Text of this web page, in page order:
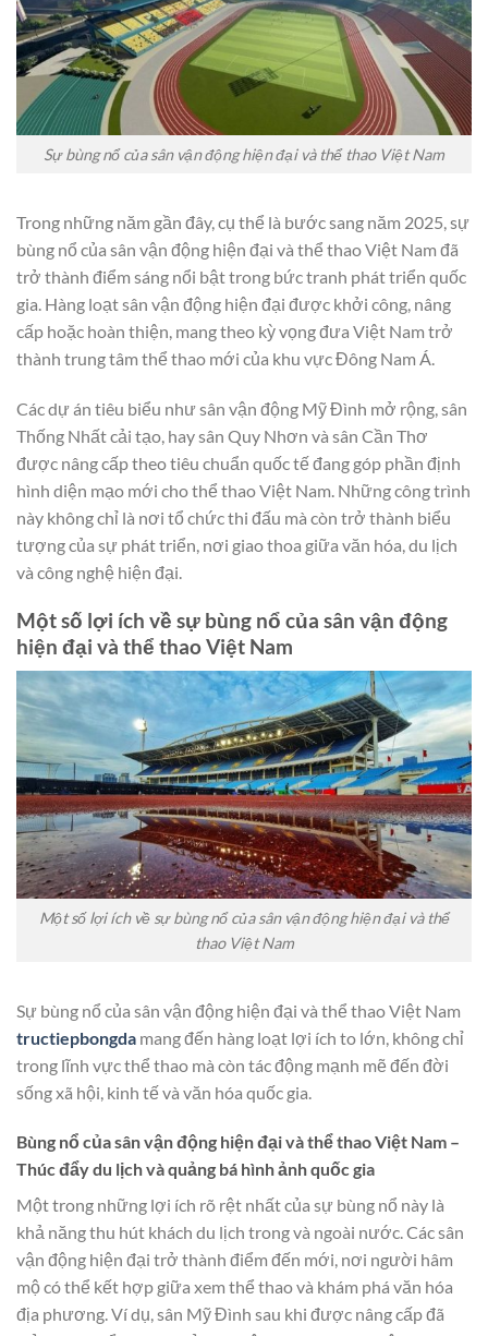
Sự bùng nổ của sân vận động hiện đại và thể thao Việt Nam
Trong những năm gần đây, cụ thể là bước sang năm 2025, sự
bùng nổ của sân vận động hiện đại và thể thao Việt Nam đã
trở thành điểm sáng nổi bật trong bức tranh phát triển quốc
gia. Hàng loạt sân vận động hiện đại được khởi công, nâng
cấp hoặc hoàn thiện, mang theo kỳ vọng đưa Việt Nam trở
thành trung tâm thể thao mới của khu vực Đông Nam Á.
Các dự án tiêu biểu như sân vận động Mỹ Đình mở rộng, sân
Thống Nhất cải tạo, hay sân Quy Nhơn và sân Cần Thơ
được nâng cấp theo tiêu chuẩn quốc tế đang góp phần định
hình diện mạo mới cho thể thao Việt Nam. Những công trình
này không chỉ là nơi tổ chức thi đấu mà còn trở thành biểu
tượng của sự phát triển, nơi giao thoa giữa văn hóa, du lịch
và công nghệ hiện đại.
Một số lợi ích về sự bùng nổ của sân vận động
hiện đại và thể thao Việt Nam
Một số lợi ích về sự bùng nổ của sân vận động hiện đại và thể
thao Việt Nam
Sự bùng nổ của sân vận động hiện đại và thể thao Việt Nam
tructiepbongda mang đến hàng loạt lợi ích to lớn, không chỉ
trong lĩnh vực thể thao mà còn tác động mạnh mẽ đến đời
sống xã hội, kinh tế và văn hóa quốc gia.
Bùng nổ của sân vận động hiện đại và thể thao Việt Nam –
Thúc đẩy du lịch và quảng bá hình ảnh quốc gia
Một trong những lợi ích rõ rệt nhất của sự bùng nổ này là
khả năng thu hút khách du lịch trong và ngoài nước. Các sân
vận động hiện đại trở thành điểm đến mới, nơi người hâm
mộ có thể kết hợp giữa xem thể thao và khám phá văn hóa
địa phương. Ví dụ, sân Mỹ Đình sau khi được nâng cấp đã